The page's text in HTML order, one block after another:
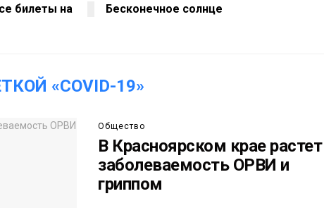
билеты на
Бесконечное солнце
«COVID-19»
Общество
В Красноярском крае растет
заболеваемость ОРВИ и
гриппом